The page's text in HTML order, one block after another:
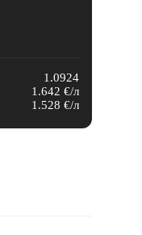
1.0924
1.642 €/л
1.528 €/л